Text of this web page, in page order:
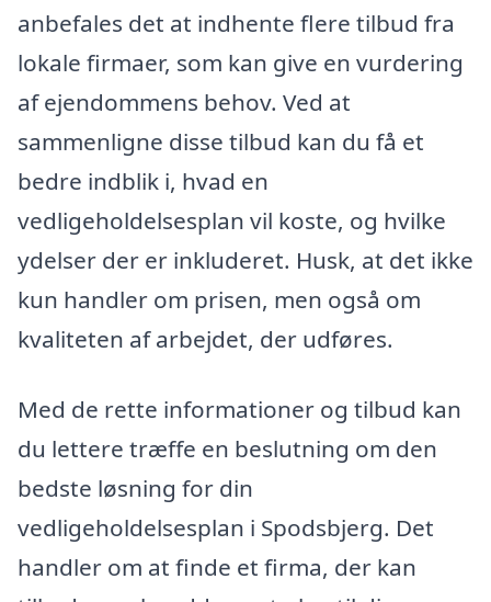
anbefales det at indhente flere tilbud fra
lokale firmaer, som kan give en vurdering
af ejendommens behov. Ved at
sammenligne disse tilbud kan du få et
bedre indblik i, hvad en
vedligeholdelsesplan vil koste, og hvilke
ydelser der er inkluderet. Husk, at det ikke
kun handler om prisen, men også om
kvaliteten af arbejdet, der udføres.
Med de rette informationer og tilbud kan
du lettere træffe en beslutning om den
bedste løsning for din
vedligeholdelsesplan i Spodsbjerg. Det
handler om at finde et firma, der kan